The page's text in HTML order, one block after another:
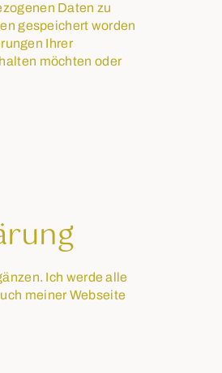
Daten zu
gespeichert worden
Ihrer
möchten oder
Ich werde alle
meiner Webseite